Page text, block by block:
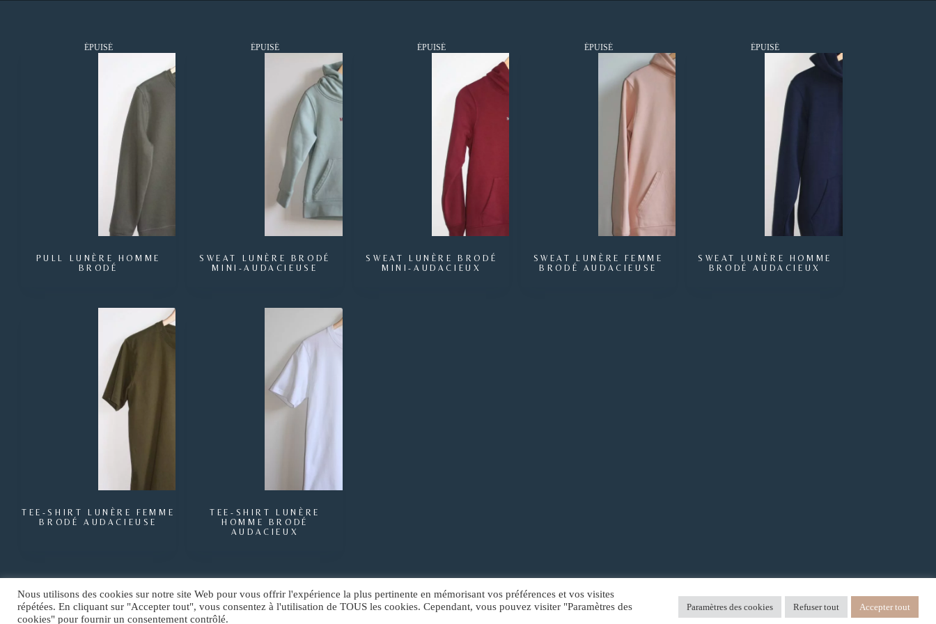
ÉPUISÉ
PULL LUNÈRE HOMME
BRODÉ
ÉPUISÉ
SWEAT LUNÈRE BRODÉ
MINI-AUDACIEUSE
ÉPUISÉ
SWEAT LUNÈRE BRODÉ
MINI-AUDACIEUX
ÉPUISÉ
SWEAT LUNÈRE FEMME
BRODÉ AUDACIEUSE
ÉPUISÉ
SWEAT LUNÈRE HOMME
BRODÉ AUDACIEUX
TEE-SHIRT LUNÈRE FEMME
BRODÉ AUDACIEUSE
TEE-SHIRT LUNÈRE
HOMME BRODÉ
AUDACIEUX
Copyright © 2026 LUNÈRE / SASU TCOREIMS Mentions Légales
Nous utilisons des cookies sur notre site Web pour vous offrir l'expérience la plus pertinente en mémorisant vos préférences et vos visites
répétées. En cliquant sur "Accepter tout", vous consentez à l'utilisation de TOUS les cookies. Cependant, vous pouvez visiter "Paramètres des
cookies" pour fournir un consentement contrôlé.
Paramètres des cookies Refuser tout Accepter tout